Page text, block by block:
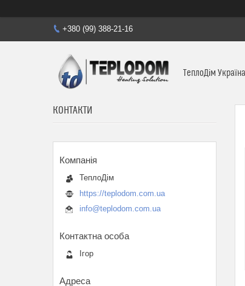
+380 (99) 388-21-16
ТеплоДім Україна
КОНТАКТИ
ТеплоДім
https://teplodom.com.ua
info@teplodom.com.ua
Ігор